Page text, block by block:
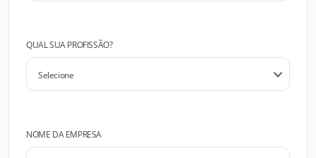
QUAL SUA PROFISSÃO?
NOME DA EMPRESA